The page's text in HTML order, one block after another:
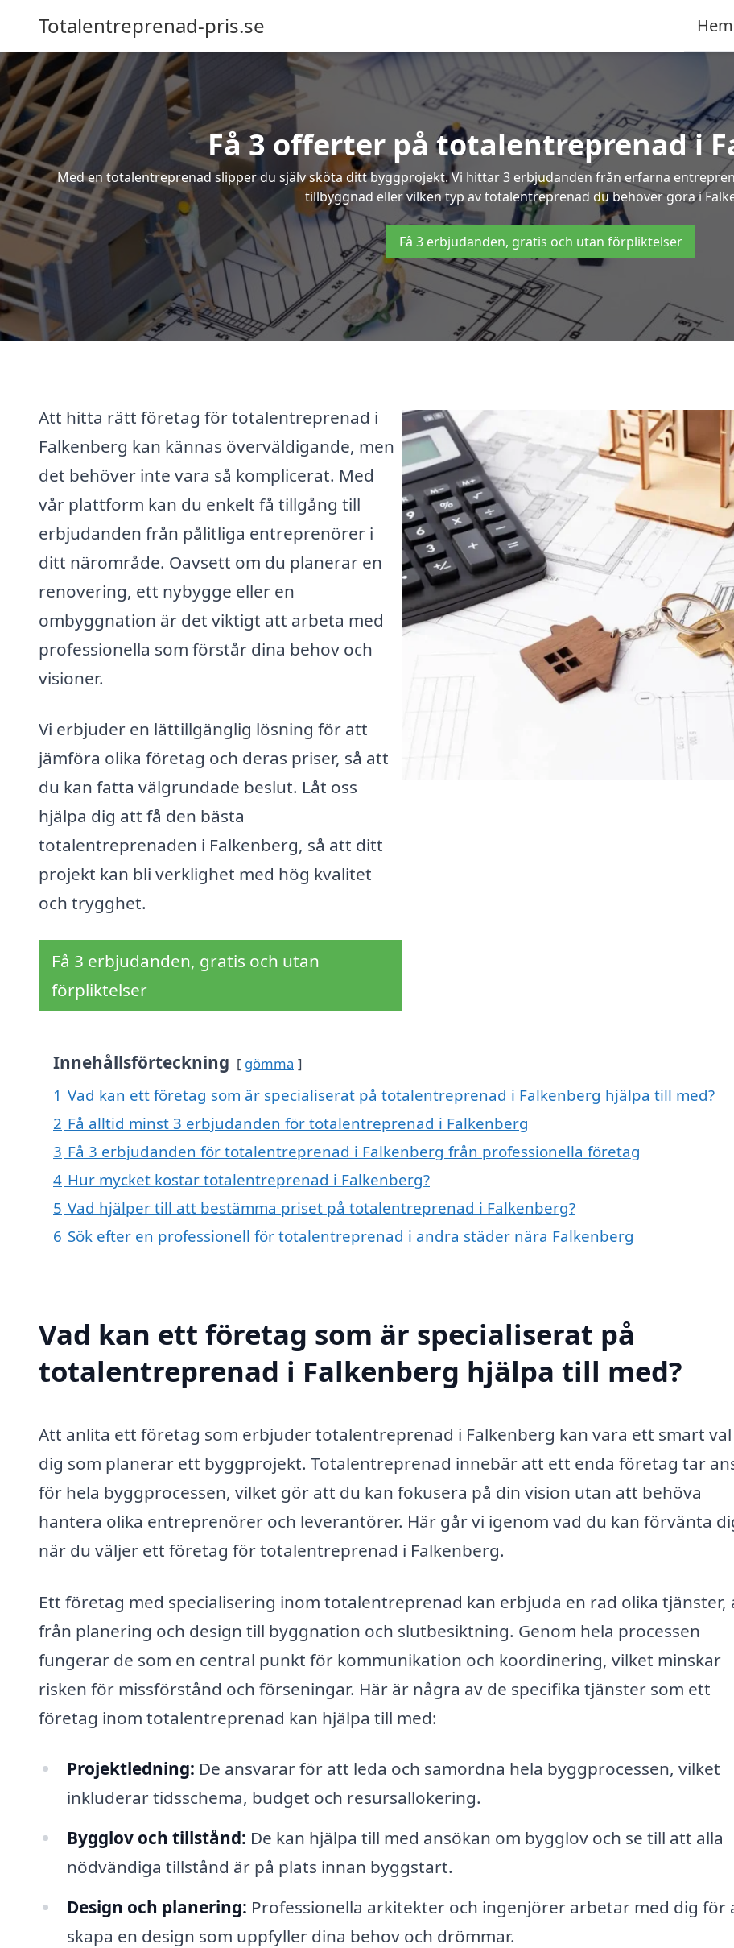
Totalentreprenad-pris.se Hem
Få 3 offerter på totalentreprenad i
Med en totalentreprenad slipper du själv sköta ditt byggprojekt. Vi hittar 3 erbjudanden från erfarna
tillbyggnad eller vilken typ av totalentreprenad du behöver göra i
Få 3 erbjudanden, gratis och utan förpliktelser
Att hitta rätt företag för totalentreprenad i
Falkenberg kan kännas överväldigande, men
det behöver inte vara så komplicerat. Med
vår plattform kan du enkelt få tillgång till
erbjudanden från pålitliga entreprenörer i
ditt närområde. Oavsett om du planerar en
renovering, ett nybygge eller en
ombyggnation är det viktigt att arbeta med
professionella som förstår dina behov och
visioner.
Vi erbjuder en lättillgänglig lösning för att
jämföra olika företag och deras priser, så att
du kan fatta välgrundade beslut. Låt oss
hjälpa dig att få den bästa
totalentreprenaden i Falkenberg, så att ditt
projekt kan bli verklighet med hög kvalitet
och trygghet.
Få 3 erbjudanden, gratis och utan
förpliktelser
Innehållsförteckning gömma
1 Vad kan ett företag som är specialiserat på totalentreprenad i Falkenberg hjälpa till med?
2 Få alltid minst 3 erbjudanden för totalentreprenad i Falkenberg
3 Få 3 erbjudanden för totalentreprenad i Falkenberg från professionella företag
4 Hur mycket kostar totalentreprenad i Falkenberg?
5 Vad hjälper till att bestämma priset på totalentreprenad i Falkenberg?
6 Sök efter en professionell för totalentreprenad i andra städer nära Falkenberg
Vad kan ett företag som är specialiserat på
totalentreprenad i Falkenberg hjälpa till med?
Att anlita ett företag som erbjuder totalentreprenad i Falkenberg kan vara ett smart
dig som planerar ett byggprojekt. Totalentreprenad innebär att ett enda företag tar
för hela byggprocessen, vilket gör att du kan fokusera på din vision utan att behöva
hantera olika entreprenörer och leverantörer. Här går vi igenom vad du kan förvänta
när du väljer ett företag för totalentreprenad i Falkenberg.
Ett företag med specialisering inom totalentreprenad kan erbjuda en rad olika tjänster,
från planering och design till byggnation och slutbesiktning. Genom hela processen
fungerar de som en central punkt för kommunikation och koordinering, vilket minskar
risken för missförstånd och förseningar. Här är några av de specifika tjänster som ett
företag inom totalentreprenad kan hjälpa till med:
Projektledning: De ansvarar för att leda och samordna hela byggprocessen, vilket
inkluderar tidsschema, budget och resursallokering.
Bygglov och tillstånd: De kan hjälpa till med ansökan om bygglov och se till att alla
nödvändiga tillstånd är på plats innan byggstart.
Design och planering: Professionella arkitekter och ingenjörer arbetar med dig för
skapa en design som uppfyller dina behov och drömmar.